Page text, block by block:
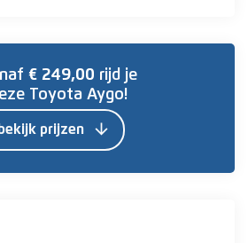
€ 249,00 rijd je
Toyota Aygo!
prijzen arrow_downward